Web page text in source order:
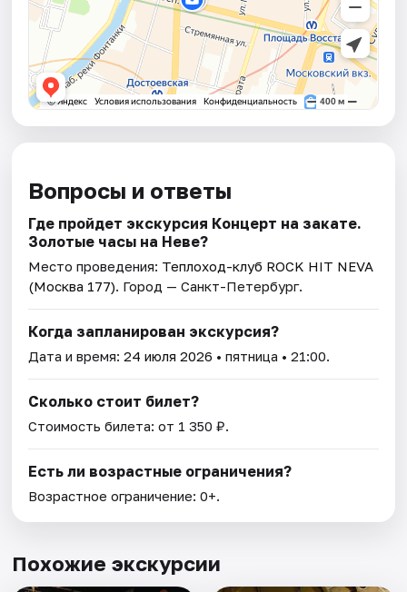
Вопросы и ответы
Где пройдет экскурсия Концерт на закате.
Золотые часы на Неве?
Место проведения: Теплоход-клуб ROCK HIT NEVA
(Москва 177). Город — Санкт-Петербург.
Когда запланирован экскурсия?
Дата и время:24 июля 2026 • пятница • 21:00.
Сколько стоит билет?
Стоимость билета: от 1 350 ₽.
Есть ли возрастные ограничения?
Возрастное ограничение: 0+.
Похожие экскурсии